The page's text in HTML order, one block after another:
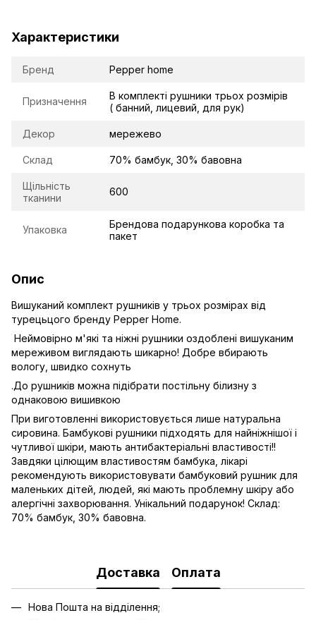
Характеристики
Бренд Pepper home
Призначення
В комплекті рушники трьох розмірів
( банний, лицевий, для рук)
Декор мережево
Склад 70% бамбук, 30% бавовна
Щільність
тканини
600
Упаковка
Брендова подарункова коробка та
пакет
Опис
Вишуканий комплект рушників у трьох розмірах від
турецьцого бренду Pepрer Home.
Неймовірно м'які та ніжні рушники оздоблені вишуканим
мереживом виглядають шикарно! Добре вбирають
вологу, швидко сохнуть
.До рушників можна підібрати постільну білизну з
однаковою вишивкою
При виготовленні використовується лише натуральна
сировина. Бамбукові рушники підходять для найніжнішої і
чутливої шкіри, мають антибактеріальні властивості!!
Завдяки цілющим властивостям бамбука, лікарі
рекомендують використовувати бамбуковий рушник для
маленьких дітей, людей, які мають проблемну шкіру або
алергічні захворювання. Унікальний подарунок! Склад:
70% бамбук, 30% бавовна.
Доставка Оплата
Нова Пошта на відділення;